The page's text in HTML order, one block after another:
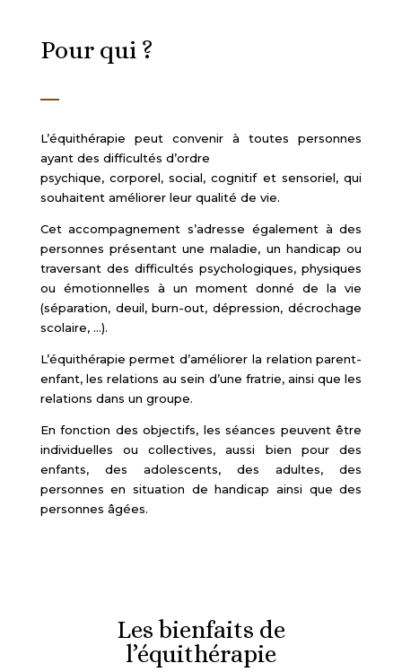
Pour qui ?
L’équithérapie peut convenir à toutes personnes
ayant des difficultés d’ordre
psychique, corporel, social, cognitif et sensoriel, qui
souhaitent améliorer leur qualité de vie.
Cet accompagnement s’adresse également à des
personnes présentant une maladie, un handicap ou
traversant des difficultés psychologiques, physiques
ou émotionnelles à un moment donné de la vie
(séparation, deuil, burn-out, dépression, décrochage
scolaire, …).
L’équithérapie permet d’améliorer la relation parent-
enfant, les relations au sein d’une fratrie, ainsi que les
relations dans un groupe.
En fonction des objectifs, les séances peuvent être
individuelles ou collectives, aussi bien pour des
enfants, des adolescents, des adultes, des
personnes en situation de handicap ainsi que des
personnes âgées.
Les bienfaits de
l’équithérapie